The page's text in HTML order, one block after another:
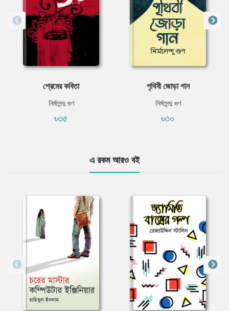
প্রেমের কবিতা
নির্মলেন্দু গুণ
৳৩৫
পৃথিবী জোড়া গান
নির্মলেন্দু গুণ
৳৩০
এ রকম আরও বই